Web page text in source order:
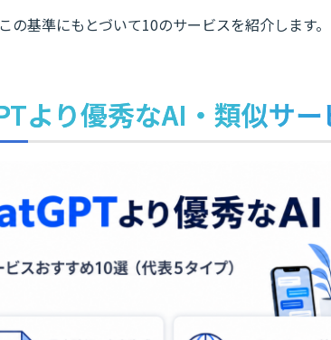
の基準にもとづいて10のサービスを紹介します。
より優秀なAI・類似サ